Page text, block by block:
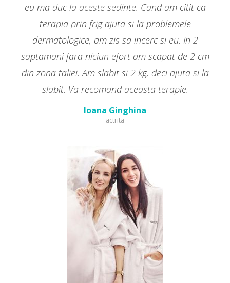
eu ma duc la aceste sedinte. Cand am citit ca
terapia prin frig ajuta si la problemele
dermatologice, am zis sa incerc si eu. In 2
saptamani fara niciun efort am scapat de 2 cm
din zona taliei. Am slabit si 2 kg, deci ajuta si la
slabit. Va recomand aceasta terapie.
Ioana Ginghina
actrita